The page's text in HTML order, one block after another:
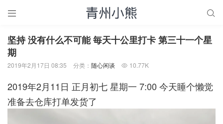
 
坚持 没有什么不可能 毎天十公里打卡 第三十一个星
期
2019年2月17日 08:35 分类： 随心闲谈  10.77K
2019年2月11日 正月初七 星期一 7:00 今天睡个懒觉
准备去仓库打单发货了